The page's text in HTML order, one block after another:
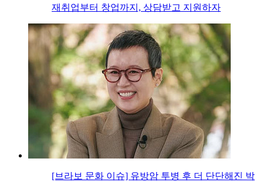
재취업부터 창업까지, 상담받고 지원하자
[브라보 문화 이슈] 유방암 투병 후 더 단단해진 박